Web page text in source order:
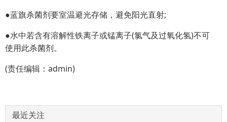
●蓝旗杀菌剂要室温避光存储，避免阳光直射;
●水中若含有溶解性铁离子或锰离子(氯气及过氧化氢)不可
使用此杀菌剂。
(责任编辑：admin)
最近关注